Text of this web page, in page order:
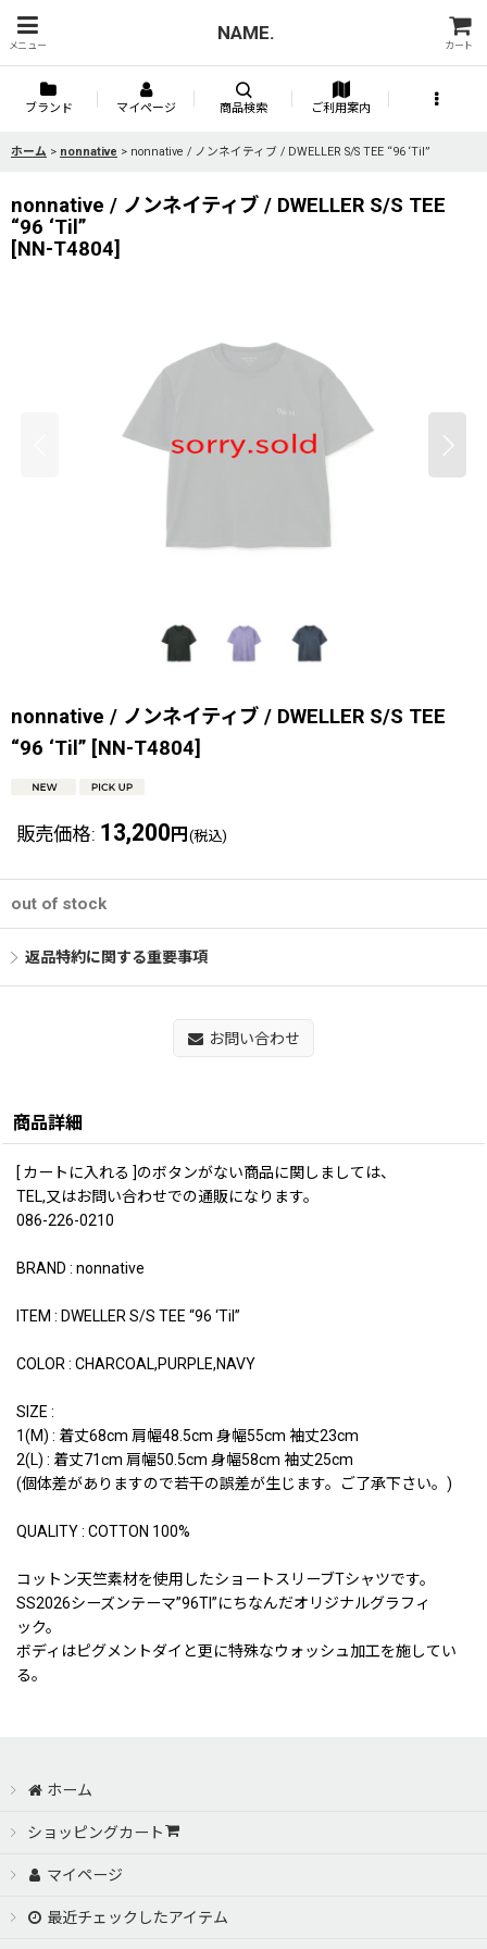
メニュー
NAME.
カート
ブランド マイページ 商品検索 ご利用案内
ホーム > nonnative > nonnative / ノンネイティブ / DWELLER S/S TEE “96 ‘Til”
nonnative / ノンネイティブ / DWELLER S/S TEE
“96 ‘Til”
[NN-T4804]
nonnative / ノンネイティブ / DWELLER S/S TEE
“96 ‘Til” [NN-T4804]
販売価格: 13,200 円 (税込)
out of stock
返品特約に関する重要事項
お問い合わせ
商品詳細
[ カートに入れる ]のボタンがない商品に関しましては、
TEL,又はお問い合わせでの通販になります。
086-226-0210
BRAND : nonnative
ITEM : DWELLER S/S TEE “96 ‘Til”
COLOR : CHARCOAL,PURPLE,NAVY
SIZE :
1(M) : 着丈68cm 肩幅48.5cm 身幅55cm 袖丈23cm
2(L) : 着丈71cm 肩幅50.5cm 身幅58cm 袖丈25cm
(個体差がありますので若干の誤差が生じます。ご了承下さい。)
QUALITY : COTTON 100%
コットン天竺素材を使用したショートスリーブTシャツです。
SS2026シーズンテーマ”96TI”にちなんだオリジナルグラフィ
ック。
ボディはピグメントダイと更に特殊なウォッシュ加工を施してい
る。
ホーム
ショッピングカート
マイページ
最近チェックしたアイテム